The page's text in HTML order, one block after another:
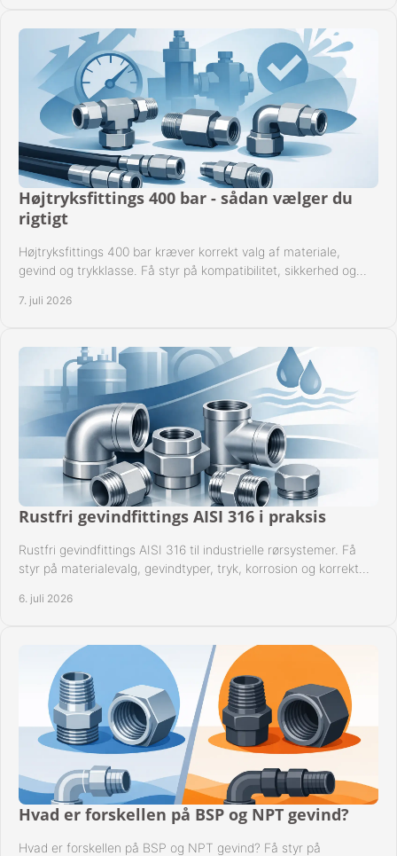
Højtryksfittings 400 bar - sådan vælger du
rigtigt
Højtryksfittings 400 bar kræver korrekt valg af materiale,
gevind og trykklasse. Få styr på kompatibilitet, sikkerhed og
7. juli 2026
Rustfri gevindfittings AISI 316 i praksis
Rustfri gevindfittings AISI 316 til industrielle rørsystemer. Få
styr på materialevalg, gevindtyper, tryk, korrosion og korrekt
6. juli 2026
Hvad er forskellen på BSP og NPT gevind?
Hvad er forskellen på BSP og NPT gevind? Få styr på